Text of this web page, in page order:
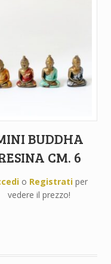
BUDDHA
CM. 6
o Registrati per
vedere il prezzo!